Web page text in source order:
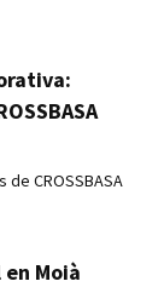
CROSSBASA
Moià